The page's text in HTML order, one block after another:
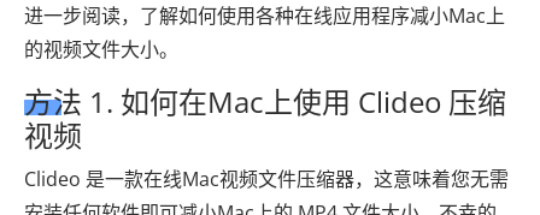
进一步阅读，了解如何使用各种在线应用程序减小Mac上
的视频文件大小。
方法 1. 如何在Mac上使用 Clideo 压缩
视频
Clideo 是一款在线Mac视频文件压缩器，这意味着您无需